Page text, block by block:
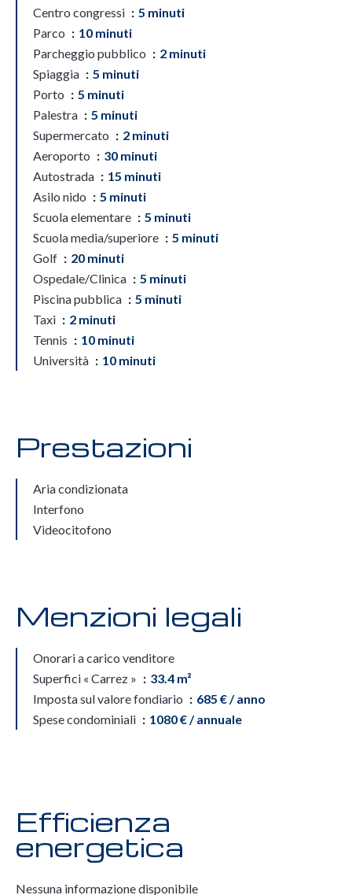
Centro congressi
5 minuti
Parco
10 minuti
Parcheggio pubblico
2 minuti
Spiaggia
5 minuti
Porto
5 minuti
Palestra
5 minuti
Supermercato
2 minuti
Aeroporto
30 minuti
Autostrada
15 minuti
Asilo nido
5 minuti
Scuola elementare
5 minuti
Scuola media/superiore
5 minuti
Golf
20 minuti
Ospedale/Clinica
5 minuti
Piscina pubblica
5 minuti
Taxi
2 minuti
Tennis
10 minuti
Università
10 minuti
Prestazioni
Aria condizionata
Interfono
Videocitofono
Menzioni legali
Onorari a carico venditore
Superfici « Carrez »
33.4 m²
Imposta sul valore fondiario
685 € / anno
Spese condominiali
1080 € / annuale
Efficienza
energetica
Nessuna informazione disponibile